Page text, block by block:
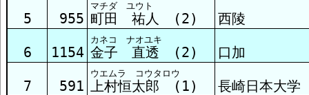
予選7組 結果
予選8組 結果
5 955
マチダ ユウト
町田 祐人 (2) 西陵
6 1154
カネコ ナオユキ
金子 直透 (2) 口加
7 591
ウエムラ コウタロウ
上村恒太郎 (1) 長崎日本大学